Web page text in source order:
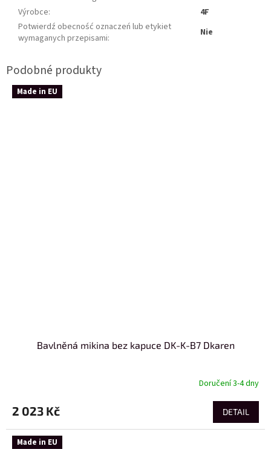
Výrobce:
4F
Potwierdź obecność oznaczeń lub etykiet
wymaganych przepisami: Nie
Made in EU
Bavlněná mikina bez kapuce DK-K-B7 Dkaren
Doručení 3-4 dny
2 023 Kč DETAIL
Made in EU